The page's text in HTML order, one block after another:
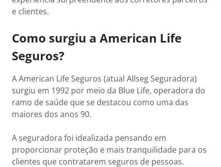
e clientes.
Como surgiu a American Life
Seguros?
A American Life Seguros (atual Allseg Seguradora)
surgiu em 1992 por meio da Blue Life, operadora do
ramo de saúde que se destacou como uma das
maiores dos anos 90.
A seguradora foi idealizada pensando em
proporcionar proteção e mais tranquilidade para os
clientes que contratarem seguros de pessoas.